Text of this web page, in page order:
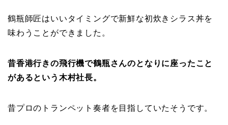
鶴瓶師匠はいいタイミングで新鮮な初炊きシラス丼を
味わうことができました。
昔香港行きの飛行機で鶴瓶さんのとなりに座ったこと
があるという木村社長。
昔プロのトランペット奏者を目指していたそうです。